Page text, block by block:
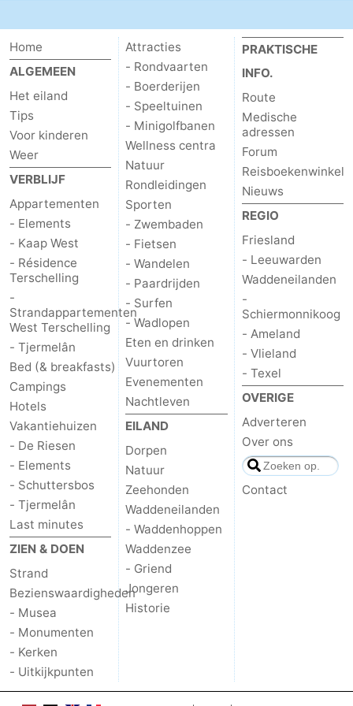
-
Leeuwarden
Waddeneilanden
-
Schiermonnikoog
-
Ameland
-
Vlieland
-
Texel
Weer
Contact
Home
ALGEMEEN
Het eiland
Tips
Voor kinderen
Weer
VERBLIJF
Appartementen
- Elements
- Kaap West
- Résidence
Terschelling
-
Strandappartementen
West Terschelling
- Tjermelân
Bed (& breakfasts)
Campings
Hotels
Vakantiehuizen
- De Riesen
- Elements
- Schuttersbos
- Tjermelân
Last minutes
ZIEN & DOEN
Strand
Bezienswaardigheden
- Musea
- Monumenten
- Kerken
- Uitkijkpunten
Attracties
- Rondvaarten
- Boerderijen
- Speeltuinen
- Minigolfbanen
Wellness centra
Natuur
Rondleidingen
Sporten
- Zwembaden
- Fietsen
- Wandelen
- Paardrijden
- Surfen
- Wadlopen
Eten en drinken
Vuurtoren
Evenementen
Nachtleven
EILAND
Dorpen
Natuur
Zeehonden
Waddeneilanden
- Waddenhoppen
Waddenzee
- Griend
Jongeren
Historie
PRAKTISCHE
INFO.
Route
Medische
adressen
Forum
Reisboekenwinkel
Nieuws
REGIO
Friesland
- Leeuwarden
Waddeneilanden
-
Schiermonnikoog
- Ameland
- Vlieland
- Texel
OVERIGE
Adverteren
Over ons
Contact